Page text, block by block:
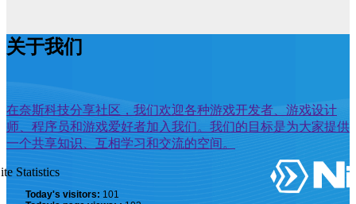
关于我们
在奈斯科技分享社区，我们欢迎各种游戏开发者、游戏设计
师、程序员和游戏爱好者加入我们。我们的目标是为大家提供
一个共享知识、互相学习和交流的空间。
Statistics
Today's visitors: 101